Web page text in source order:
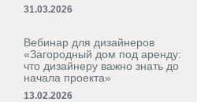
31.03.2026
Вебинар для дизайнеров
«Загородный дом под аренду:
что дизайнеру важно знать до
начала проекта»
13.02.2026